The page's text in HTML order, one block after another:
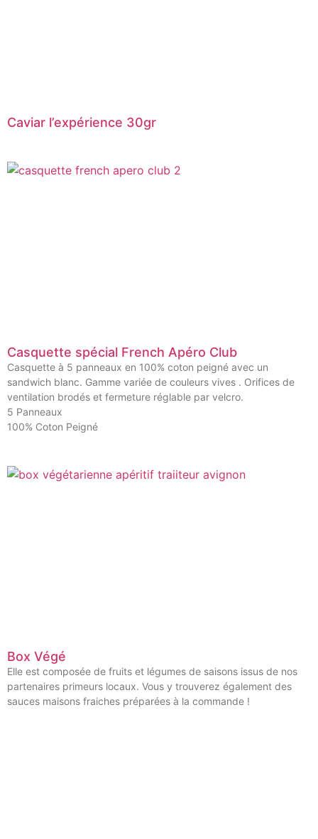
Caviar l’expérience 30gr
Casquette spécial French Apéro Club
Casquette à 5 panneaux en 100% coton peigné avec un
sandwich blanc. Gamme variée de couleurs vives . Orifices de
ventilation brodés et fermeture réglable par velcro.
5 Panneaux
100% Coton Peigné
Box Végé
Elle est composée de fruits et légumes de saisons issus de nos
partenaires primeurs locaux. Vous y trouverez également des
sauces maisons fraiches préparées à la commande !